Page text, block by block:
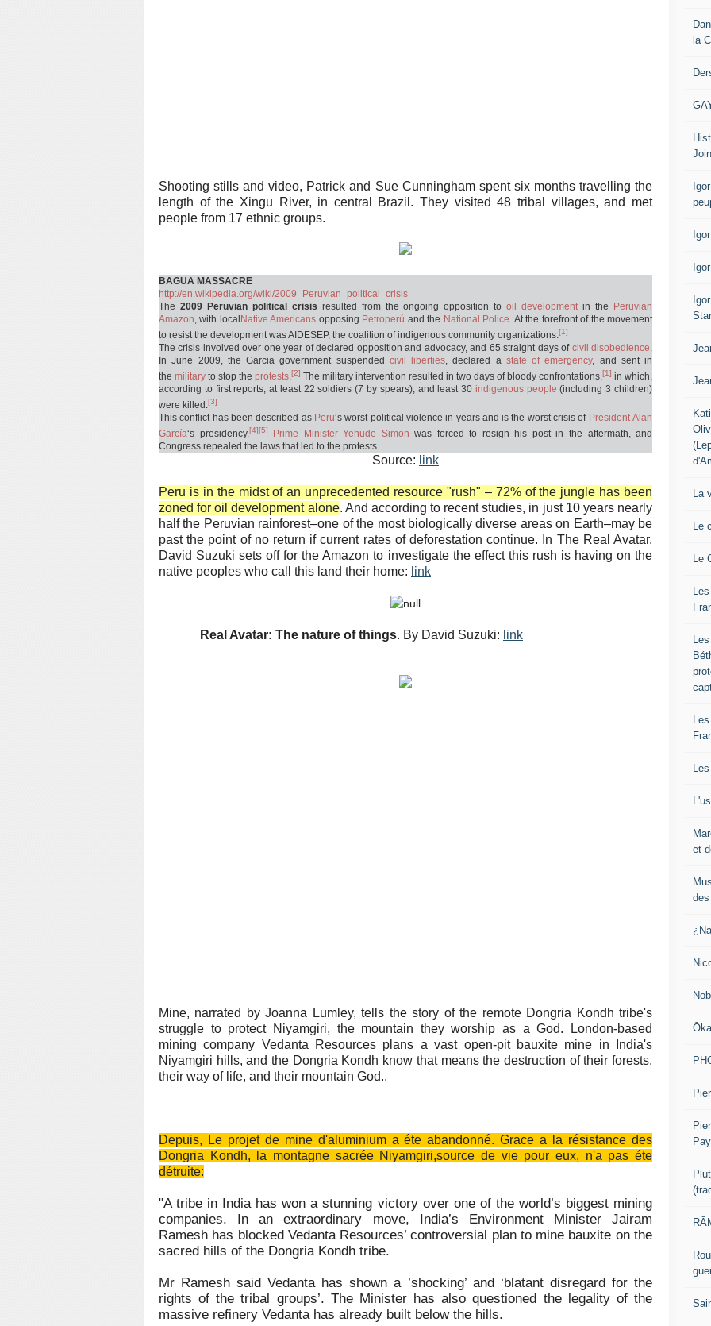
Shooting stills and video, Patrick and Sue Cunningham spent six months travelling the
length of the Xingu River, in central Brazil. They visited 48 tribal villages, and met
people from 17 ethnic groups.
BAGUA MASSACRE
http://en.wikipedia.org/wiki/2009_Peruvian_political_crisis
The 2009 Peruvian political crisis resulted from the ongoing opposition to oil development in the
Peruvian
Amazon, with local Native Americans opposing Petroperú and the National Police. At the forefront of the movement
to resist the development was AIDESEP, the coalition of indigenous community organizations.[1]
The crisis involved over one year of declared opposition and advocacy, and 65 straight days of civil disobedience.
In June 2009, the Garcia government suspended civil liberties, declared a state of emergency, and sent in
the military to stop the protests.[2] The military intervention resulted in two days of bloody confrontations,[1] in which,
according to first reports, at least 22 soldiers (7 by spears), and least 30 indigenous people (including 3 children)
were killed.[3]
This conflict has been described as Peru‘s worst political violence in years and is the worst crisis of President Alan
García‘s presidency.[4][5] Prime Minister Yehude Simon was forced to resign his post in the aftermath, and
Congress repealed the laws that led to the protests.
Source: link
Peru is in the midst of an unprecedented resource "rush" – 72% of the jungle has been
zoned for oil development alone. And according to recent studies, in just 10 years nearly
half the Peruvian rainforest–one of the most biologically diverse areas on Earth–may be
past the point of no return if current rates of deforestation continue. In The Real Avatar,
David Suzuki sets off for the Amazon to investigate the effect this rush is having on the
native peoples who call this land their home: link
Real Avatar: The nature of things. By David Suzuki: link
Mine, narrated by Joanna Lumley, tells the story of the remote Dongria Kondh tribe's
struggle to protect Niyamgiri, the mountain they worship as a God. London-based
mining company Vedanta Resources plans a vast open-pit bauxite mine in India's
Niyamgiri hills, and the Dongria Kondh know that means the destruction of their forests,
their way of life, and their mountain God..
Depuis, Le projet de mine d'aluminium a éte abandonné. Grace a la résistance des
Dongria Kondh, la montagne sacrée Niyamgiri,source de vie pour eux, n'a pas éte
détruite:
"A tribe in India has won a stunning victory over one of the world’s biggest mining
companies. In an extraordinary move, India’s Environment Minister Jairam
Ramesh has blocked Vedanta Resources’ controversial plan to mine bauxite on the
sacred hills of the Dongria Kondh tribe.
Mr Ramesh said Vedanta has shown a ’shocking’ and ‘blatant disregard for the
rights of the tribal groups’. The Minister has also questioned the legality of the
massive refinery Vedanta has already built below the hills.
la
La
Le
Le
et
des